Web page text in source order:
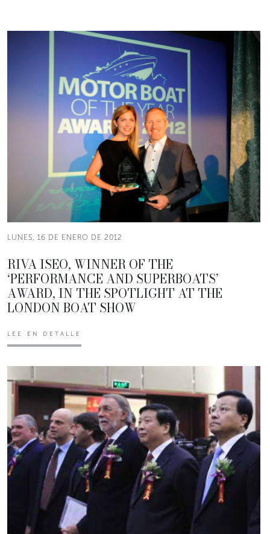
LUNES, 16 DE ENERO DE 2012
RIVA ISEO, WINNER OF THE
‘PERFORMANCE AND SUPERBOATS’
AWARD, IN THE SPOTLIGHT AT THE
LONDON BOAT SHOW
LEE EN DETALLE